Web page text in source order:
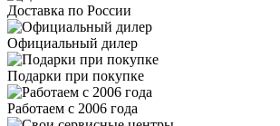
Доставка по России
Официальный дилер
Подарки при покупке
Работаем с 2006 года